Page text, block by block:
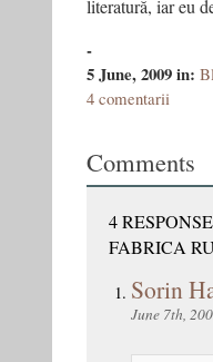
literatură, iar eu
-
5 June, 2009in:
4 comentarii
Comments
4
FABRICA
Sorin
June 7th,